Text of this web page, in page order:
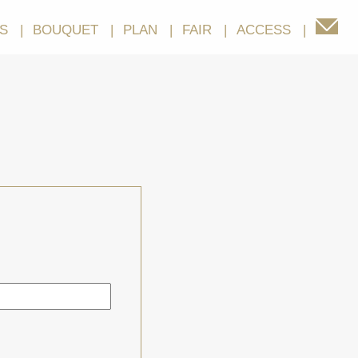
BOUQUET PLAN FAIR ACCESS